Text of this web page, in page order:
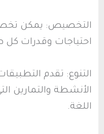
التخصيص: يمكن
احتياجات وقدرات
التنوع: تقدم
الأنشطة والتمارين
اللغة.